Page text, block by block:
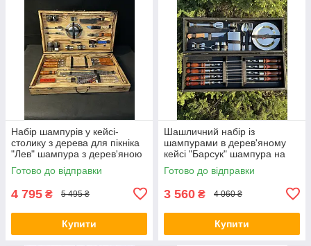
Набір шампурів у кейсі-
столику з дерева для пікніка
"Лев" шампура з дерев'яною
ручкою шашличний набір
Готово до відправки
4 795 ₴ 5 495 ₴
Купити
Шашличний набір із
шампурами в дерев'яному
кейсі "Барсук" шампура на
подарунок батькові босу
другу чоловікові колезі
Готово до відправки
3 560 ₴ 4 060 ₴
Купити